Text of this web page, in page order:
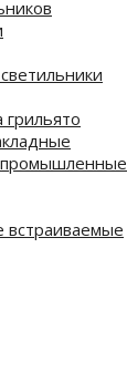
грильято
промышленные
встраиваемые